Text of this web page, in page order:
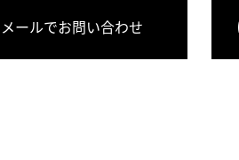
メールでお問い合わせ